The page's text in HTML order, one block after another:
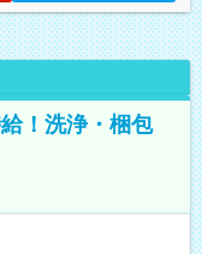
！洗浄・梱包